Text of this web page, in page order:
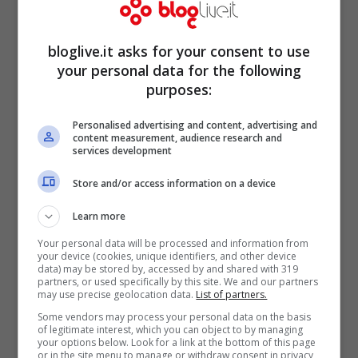
Tre foto. Non è la sola che propone questo
bloglive.it asks for your consent to use
your personal data for the following
purposes:
Personalised advertising and content, advertising and
content measurement, audience research and
services development
Store and/or access information on a device
Learn more
Your personal data will be processed and information from
your device (cookies, unique identifiers, and other device
data) may be stored by, accessed by and shared with 319
partners, or used specifically by this site. We and our partners
may use precise geolocation data. List of partners.
Some vendors may process your personal data on the basis
of legitimate interest, which you can object to by managing
your options below. Look for a link at the bottom of this page
or in the site menu to manage or withdraw consent in privacy